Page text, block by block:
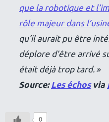
que la robotique et
rôle majeur dans
qu’il aurait pu être
déplore d’être arrivé
était déjà trop tard. »
Source:Les échosvia
0